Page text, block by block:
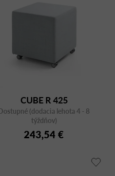
CUBE R 425
(dodacia lehota 4 - 8
týždňov)
243,54 €